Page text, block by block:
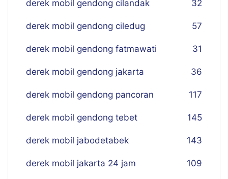
derek mobil gendong cilandak 32
derek mobil gendong ciledug 57
derek mobil gendong fatmawati 31
derek mobil gendong jakarta 36
derek mobil gendong pancoran 117
derek mobil gendong tebet 145
derek mobil jabodetabek 143
derek mobil jakarta 24 jam 109